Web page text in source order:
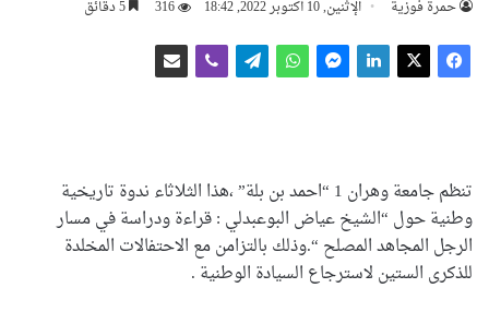
حمرة فوزية الإثنين, 10 أكتوبر 2022, 18:42 316
تنظم جامعة وهران 1 “احمد بن بلة” ،هذا الثلاثاء ندوة تاريخية
وطنية حول “الشيخ عياض البوعبدلي : قراءة ودراسة في مسار
الرجل المجاهد المصلح “.وذلك بالتزامن مع الاحتفالات المخلدة
للذكرى الستين لاسترجاع السيادة الوطنية .